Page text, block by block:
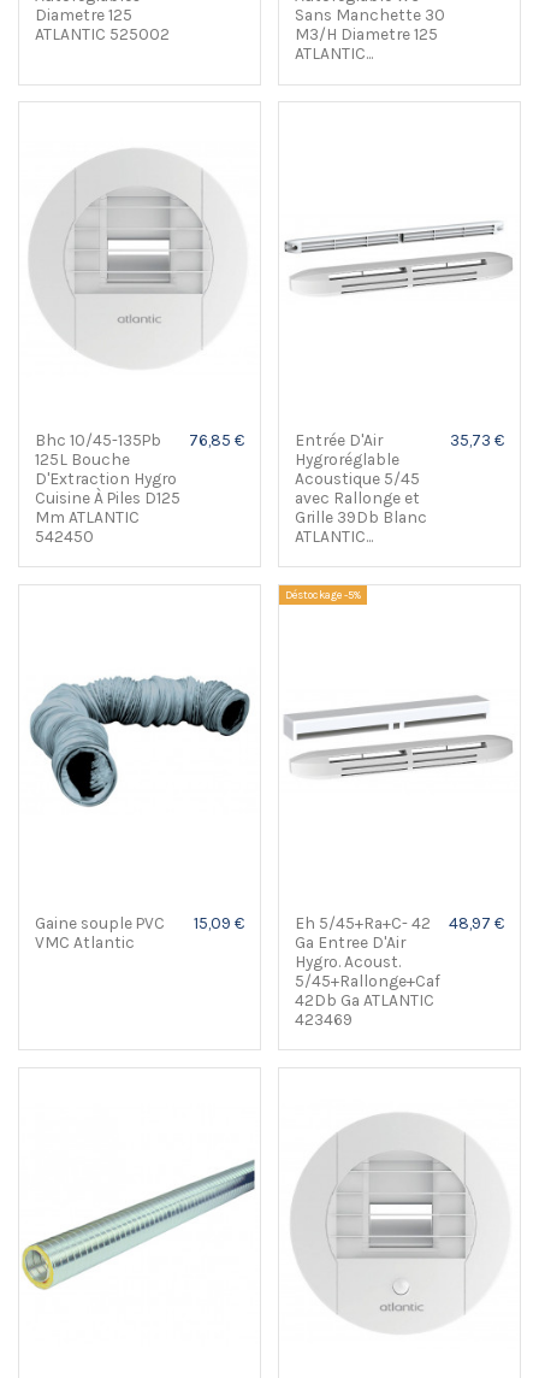
Diametre 125
ATLANTIC 525002
Sans Manchette 30
M3/H Diametre 125
ATLANTIC...
Bhc 10/45-135Pb
125L Bouche
D'Extraction Hygro
Cuisine À Piles D125
Mm ATLANTIC
542450
76,85 €
Entrée D'Air
Hygroréglable
Acoustique 5/45
avec Rallonge et
Grille 39Db Blanc
ATLANTIC...
35,73 €
Gaine souple PVC
VMC Atlantic
15,09 €
Déstockage -5%
Eh 5/45+Ra+C- 42
Ga Entree D'Air
Hygro. Acoust.
5/45+Rallonge+Caf
42Db Ga ATLANTIC
423469
48,97 €